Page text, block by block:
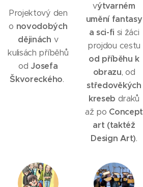
Projektový den
o novodobých
dějinách v
kulisách příběhů
od Josefa
Škvoreckého.
výtvarném
umění fantasy
a sci-fi si žáci
projdou cestu
od příběhu k
obrazu, od
středověkých
kreseb draků
až po Concept
art (taktéž
Design Art).